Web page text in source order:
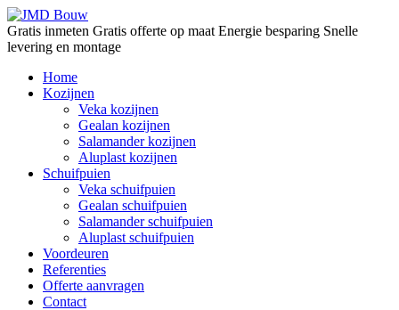
Gratis inmeten Gratis offerte op maat Energie besparing Snelle
levering en montage
Home
Kozijnen
Veka kozijnen
Gealan kozijnen
Salamander kozijnen
Aluplast kozijnen
Schuifpuien
Veka schuifpuien
Gealan schuifpuien
Salamander schuifpuien
Aluplast schuifpuien
Voordeuren
Referenties
Offerte aanvragen
Contact